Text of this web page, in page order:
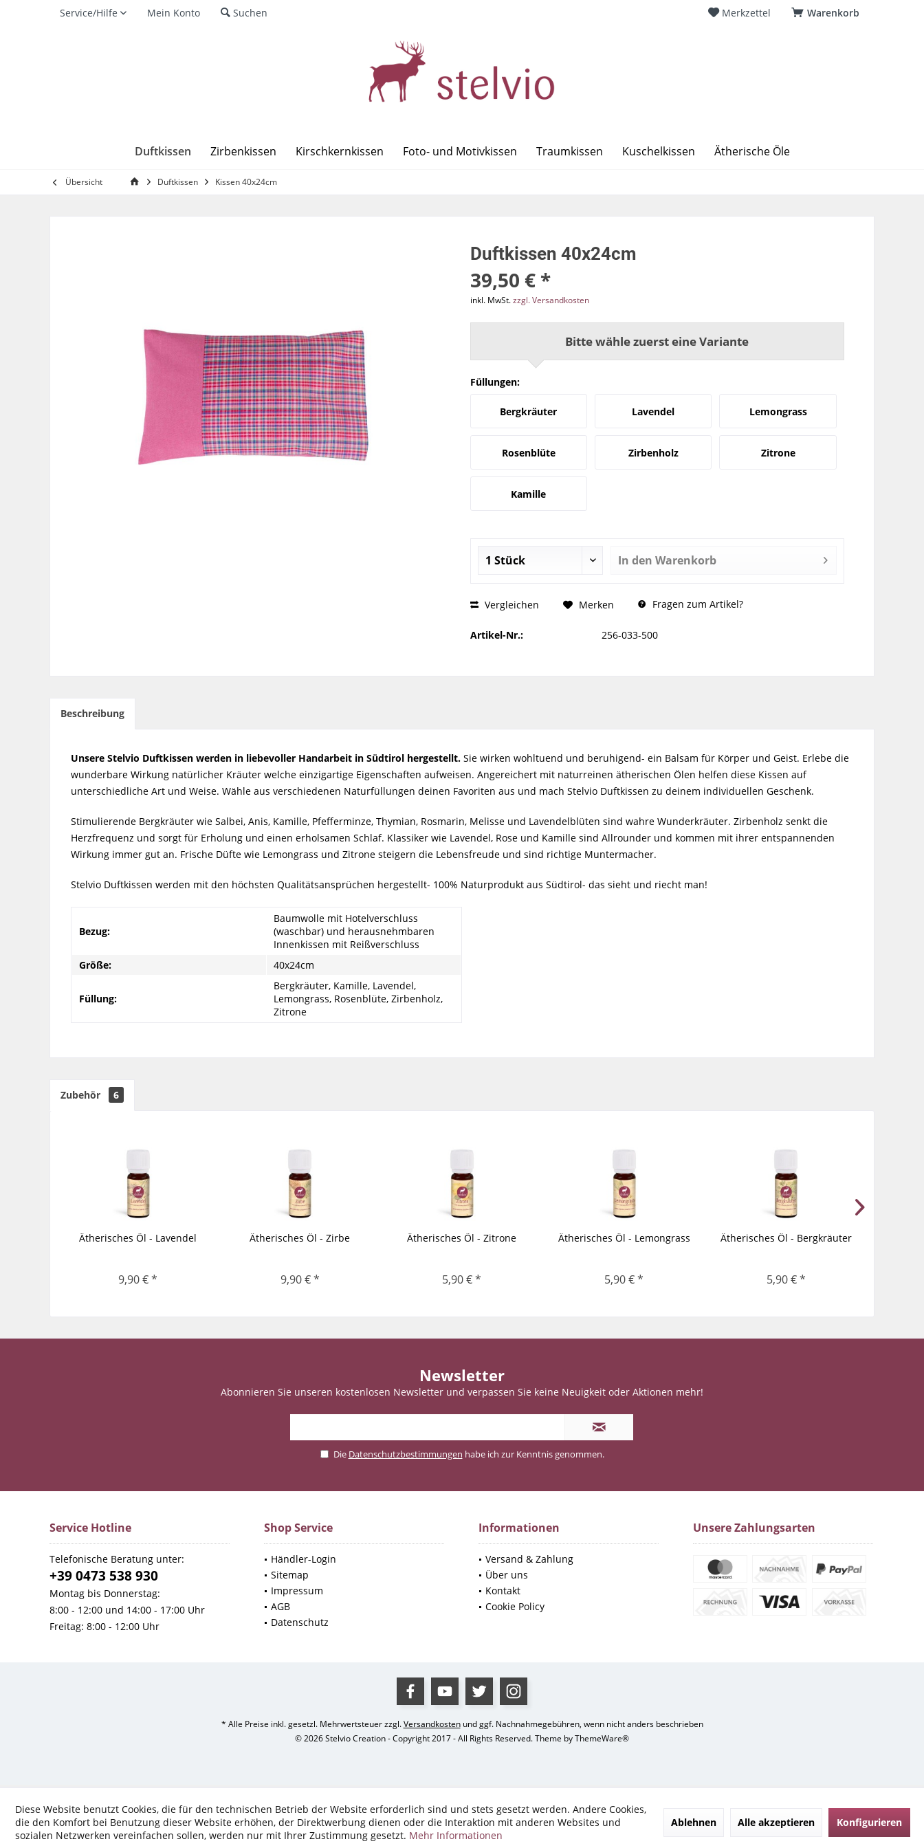
Warenkorb
Merkzettel
Service/Hilfe Mein Konto Suchen
Duftkissen Zirbenkissen Kirschkernkissen Foto- und Motivkissen Traumkissen Kuschelkissen Ätherische Öle
Übersicht Duftkissen Kissen 40x24cm
Duftkissen 40x24cm
39,50 € *
inkl. MwSt.zzgl. Versandkosten
Bitte wähle zuerst eine Variante
Füllungen:
Bergkräuter Lavendel Lemongrass
Rosenblüte Zirbenholz Zitrone
Kamille
In den Warenkorb
Vergleichen Merken Fragen zum Artikel?
Artikel-Nr.: 256-033-500
Beschreibung
Unsere Stelvio Duftkissen werden in liebevoller Handarbeit in Südtirol hergestellt. Sie wirken wohltuend und beruhigend- ein Balsam für Körper und Geist. Erlebe die
wunderbare Wirkung natürlicher Kräuter welche einzigartige Eigenschaften aufweisen. Angereichert mit naturreinen ätherischen Ölen helfen diese Kissen auf
unterschiedliche Art und Weise. Wähle aus verschiedenen Naturfüllungen deinen Favoriten aus und mach Stelvio Duftkissen zu deinem individuellen Geschenk.
Stimulierende Bergkräuter wie Salbei, Anis, Kamille, Pfefferminze, Thymian, Rosmarin, Melisse und Lavendelblüten sind wahre Wunderkräuter. Zirbenholz senkt die
Herzfrequenz und sorgt für Erholung und einen erholsamen Schlaf. Klassiker wie Lavendel, Rose und Kamille sind Allrounder und kommen mit ihrer entspannenden
Wirkung immer gut an. Frische Düfte wie Lemongrass und Zitrone steigern die Lebensfreude und sind richtige Muntermacher.
Stelvio Duftkissen werden mit den höchsten Qualitätsansprüchen hergestellt- 100% Naturprodukt aus Südtirol- das sieht und riecht man!
Bezug:
Baumwolle mit Hotelverschluss
(waschbar) und herausnehmbaren
Innenkissen mit Reißverschluss
Größe:
40x24cm
Füllung:
Bergkräuter, Kamille, Lavendel,
Lemongrass, Rosenblüte, Zirbenholz,
Zitrone
Zubehör 6
Ätherisches Öl - Lavendel
9,90 € *
Ätherisches Öl - Zirbe
9,90 € *
Ätherisches Öl - Zitrone
5,90 € *
Ätherisches Öl - Lemongrass
5,90 € *
Ätherisches Öl - Bergkräuter
5,90 € *
Newsletter
Abonnieren Sie unseren kostenlosen Newsletter und verpassen Sie keine Neuigkeit oder Aktionen mehr!
Die Datenschutzbestimmungen habe ich zur Kenntnis genommen.
Service Hotline
Telefonische Beratung unter:
+39 0473 538 930
Montag bis Donnerstag:
8:00 - 12:00 und 14:00 - 17:00 Uhr
Freitag: 8:00 - 12:00 Uhr
Shop Service
Händler-Login
Sitemap
Impressum
AGB
Datenschutz
Informationen
Versand & Zahlung
Über uns
Kontakt
Cookie Policy
Unsere Zahlungsarten
* Alle Preise inkl. gesetzl. Mehrwertsteuer zzgl.Versandkostenund ggf. Nachnahmegebühren, wenn nicht anders beschrieben
© 2026 Stelvio Creation - Copyright 2017 - All Rights Reserved. Theme byThemeWare®
Diese Website benutzt Cookies, die für den technischen Betrieb der Website erforderlich sind und stets gesetzt werden. Andere Cookies,
die den Komfort bei Benutzung dieser Website erhöhen, der Direktwerbung dienen oder die Interaktion mit anderen Websites und
sozialen Netzwerken vereinfachen sollen, werden nur mit Ihrer Zustimmung gesetzt. Mehr Informationen
Ablehnen Alle akzeptieren Konfigurieren